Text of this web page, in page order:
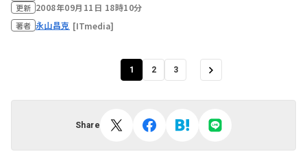
更新 2008年09月11日 18時10分
著者 永山昌克 [ITmedia]
1 2 3
Share